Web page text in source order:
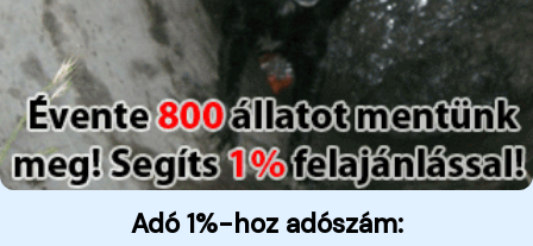
Adó 1%-hoz adószám: